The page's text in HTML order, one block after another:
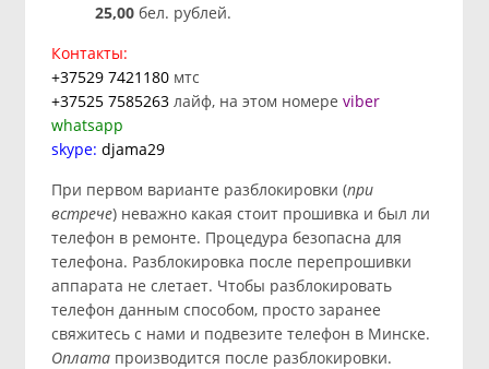
25,00бел. рублей.
Контакты:
+37529 7421180мтс
+37525 7585263лайф, на этом номере viber
whatsapp
skype: djama29
При первом варианте разблокировки (при
встрече) неважно какая стоит прошивка и был ли
телефон в ремонте. Процедура безопасна для
телефона. Разблокировка после перепрошивки
аппарата не слетает. Чтобы разблокировать
телефон данным способом, просто заранее
свяжитесь с нами и подвезите телефон в Минске.
Оплатапроизводится после разблокировки.